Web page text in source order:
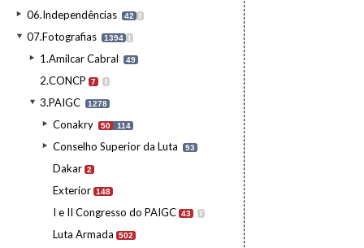
06.Independências 42 I
07.Fotografias 1394 I
1.Amílcar Cabral 49
2.CONCP 7 I
3.PAIGC 1278
Conakry 50 114
Conselho Superior da Luta 93
Dakar 2
Exterior 148
I e II Congresso do PAIGC 43 I
Luta Armada 502